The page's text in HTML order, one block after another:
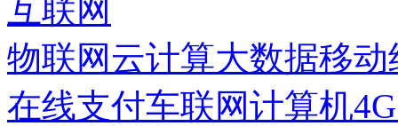
互联网
物联网 云计算大数据移动
在线支付车联网计算机